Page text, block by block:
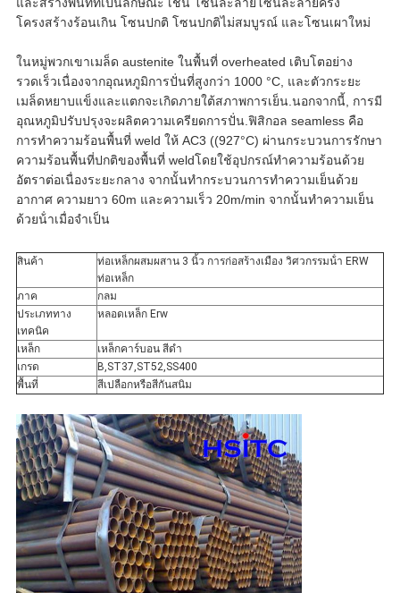
และสร้างพื้นที่ที่เป็นลักษณะ เช่น โซนละลายโซนละลายครึ่ง
โครงสร้างร้อนเกิน โซนปกติ โซนปกติไม่สมบูรณ์ และโซนเผาใหม่
ในหมู่พวกเขาเมล็ด austenite ในพื้นที่ overheated เติบโตอย่าง
รวดเร็วเนื่องจากอุณหภูมิการปั่นที่สูงกว่า 1000 °C, และตัวกระยะ
เมล็ดหยาบแข็งและแตกจะเกิดภายใต้สภาพการเย็น.นอกจากนี้, การมี
อุณหภูมิปรับปรุงจะผลิตความเครียดการปั่น.ฟิสิกอล seamless คือ
การทําความร้อนพื้นที่ weld ให้ AC3 ((927°C) ผ่านกระบวนการรักษา
ความร้อนพื้นที่ปกติของพื้นที่ weldโดยใช้อุปกรณ์ทําความร้อนด้วย
อัตราต่อเนื่องระยะกลาง จากนั้นทํากระบวนการทําความเย็นด้วย
อากาศ ความยาว 60m และความเร็ว 20m/min จากนั้นทําความเย็น
ด้วยน้ําเมื่อจําเป็น
สินค้า
ท่อเหล็กผสมผสาน 3 นิ้ว การก่อสร้างเมือง วิศวกรรมน้ํา ERW
ท่อเหล็ก
ภาค
กลม
ประเภททาง
เทคนิค
หลอดเหล็ก Erw
เหล็ก
เหล็กคาร์บอน สีดํา
เกรด
B,ST37,ST52,SS400
พื้นที่
สีเปลือกหรือสีกันสนิม